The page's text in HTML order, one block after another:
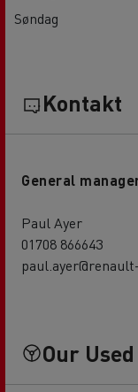
Søndag
Kontakt
General
Paul Ayer
01708 866643
Our